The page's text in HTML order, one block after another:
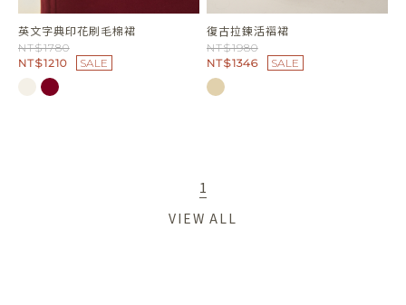
英文字典印花刷毛棉裙
NT$1780
NT$1210
SALE
復古拉鍊活褶裙
NT$1980
NT$1346
SALE
1
VIEW ALL